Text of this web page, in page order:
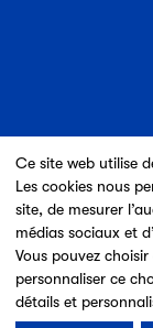
Ce site web utilise
Les cookies nous
site, de mesurer
médias sociaux et
Vous pouvez
personnaliser ce
détails et